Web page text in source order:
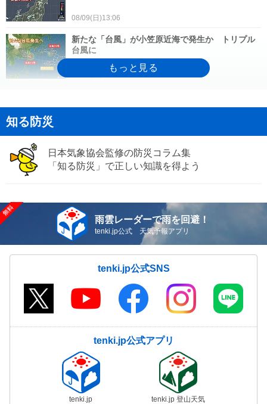
08/09(日)13:06
新たな「台風」が小笠原近海で発生か トリプル
台風に
08/09(日)12:13
関東から東北は局地的に大雨 沖縄は台風の影響
で強風・大しけ 今日9日(日)の天気
まご次々と発生でお盆休みに影響も
08/09(日)07:21
気象予報士の解説をもっと見る
知る防災
日本気象協会監修の防災コラム集
「知る防災」で正しい知識を得よう
雨雲レーダーで雨を回避！
tenki.jp公式 天気予報アプリ
tenki.jp公式SNS
tenki.jp公式アプリ
tenki.jp tenki.jp 登山天気